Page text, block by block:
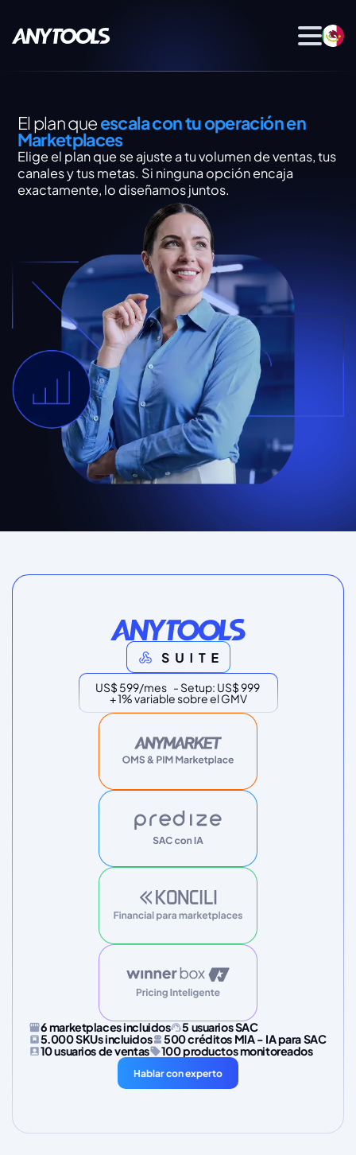
El plan queescala con tu operación en
Marketplaces
Elige el plan que se ajuste a tu volumen de ventas, tus
canales y tus metas. Si ninguna opción encaja
exactamente, lo diseñamos juntos.
US$ 599/mes - Setup: US$ 999
+ 1% variable sobre el GMV
6 marketplaces incluidos
5 usuarios SAC
5.000 SKUs incluidos
500 créditos MIA - IA para SAC
10 usuarios de ventas
100 productos monitoreados
Hablar con experto